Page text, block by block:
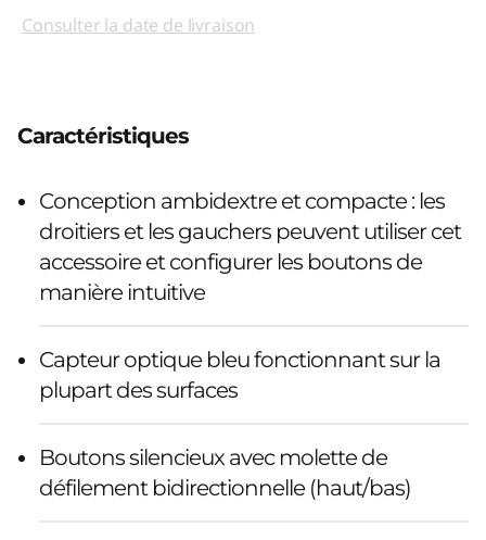
Consulter la date de livraison
Caractéristiques
Conception ambidextre et compacte : les
droitiers et les gauchers peuvent utiliser cet
accessoire et configurer les boutons de
manière intuitive
Capteur optique bleu fonctionnant sur la
plupart des surfaces
Boutons silencieux avec molette de
défilement bidirectionnelle (haut/bas)